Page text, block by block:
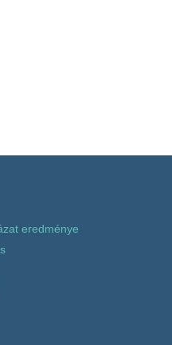
eredménye